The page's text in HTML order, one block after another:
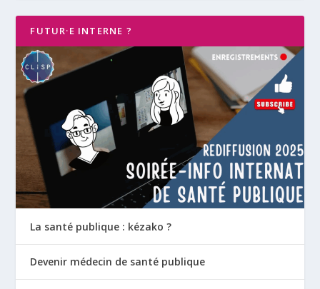
FUTUR·E INTERNE ?
La santé publique : kézako ?
Devenir médecin de santé publique